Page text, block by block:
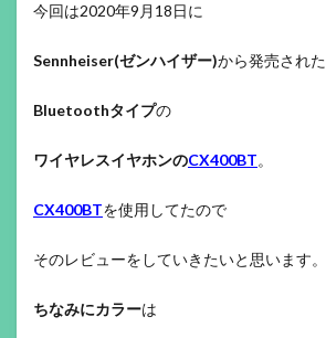
今回は2020年9月18日に
Sennheiser(ゼンハイザー)から発売された
Bluetoothタイプの
ワイヤレスイヤホンのCX400BT。
CX400BTを使用してたので
そのレビューをしていきたいと思います。
ちなみにカラーは